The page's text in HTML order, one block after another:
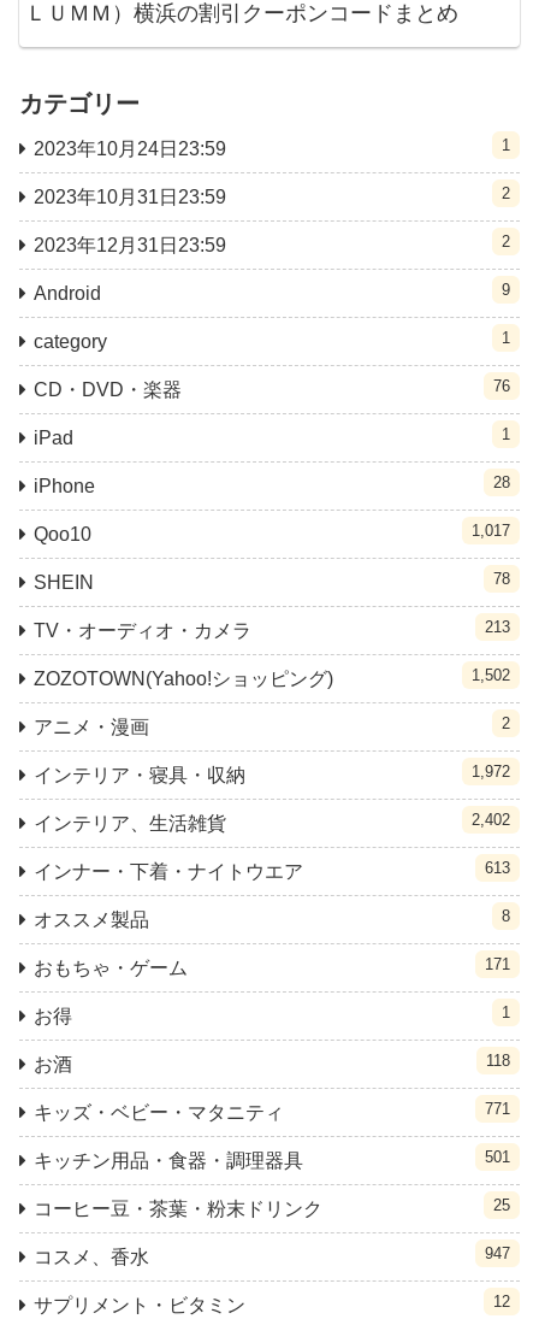
ＬＵＭＭ）横浜の割引クーポンコードまとめ
カテゴリー
2023年10月24日23:59 1
2023年10月31日23:59 2
2023年12月31日23:59 2
Android 9
category 1
CD・DVD・楽器 76
iPad 1
iPhone 28
Qoo10 1,017
SHEIN 78
TV・オーディオ・カメラ 213
ZOZOTOWN(Yahoo!ショッピング) 1,502
アニメ・漫画 2
インテリア・寝具・収納 1,972
インテリア、生活雑貨 2,402
インナー・下着・ナイトウエア 613
オススメ製品 8
おもちゃ・ゲーム 171
お得 1
お酒 118
キッズ・ベビー・マタニティ 771
キッチン用品・食器・調理器具 501
コーヒー豆・茶葉・粉末ドリンク 25
コスメ、香水 947
サプリメント・ビタミン 12